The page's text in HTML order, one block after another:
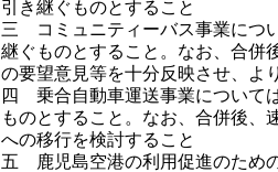
引き継ぐものとすること
三 コミュニティーバス事業につ
継ぐものとすること。なお、合併
の要望意見等を十分反映させ、よ
四 乗合自動車運送事業について
ものとすること。なお、合併後、
への移行を検討すること
五 鹿児島空港の利用促進のため